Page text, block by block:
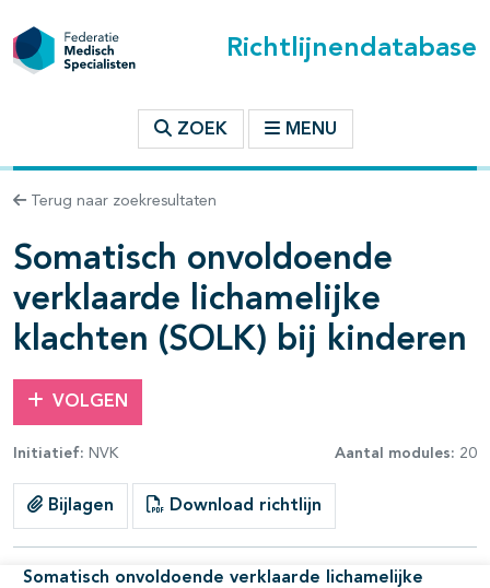
Richtlijnendatabase
ZOEK MENU
Terug naar zoekresultaten
Somatisch onvoldoende
verklaarde lichamelijke
klachten (SOLK) bij kinderen
VOLGEN
Initiatief: NVK Aantal modules: 20
Bijlagen Download richtlijn
Somatisch onvoldoende verklaarde lichamelijke